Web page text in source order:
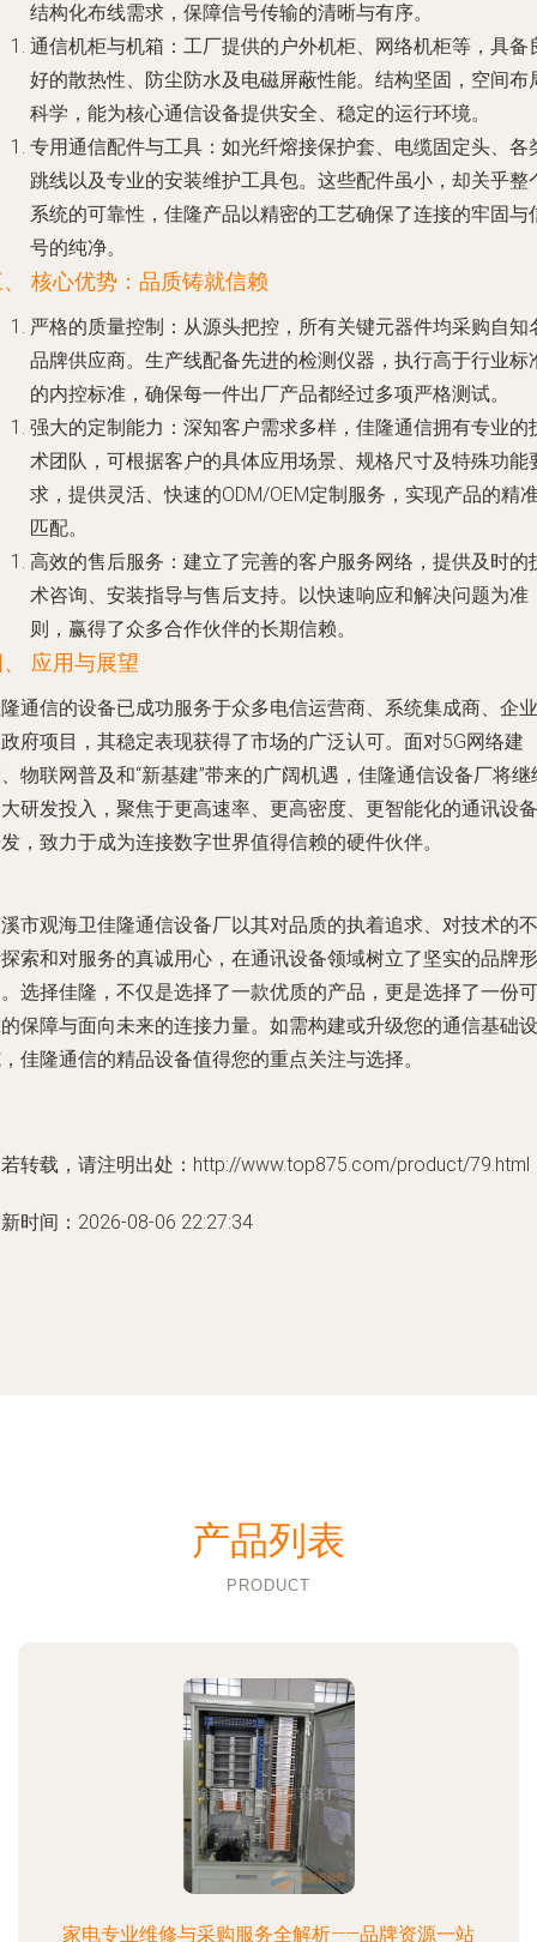
结构化布线需求，保障信号传输的清晰与有序。
通信机柜与机箱 ：工厂提供的户外机柜、网络机柜等，具备
好的散热性、防尘防水及电磁屏蔽性能。结构坚固，空间布
科学，能为核心通信设备提供安全、稳定的运行环境。
专用通信配件与工具 ：如光纤熔接保护套、电缆固定头、各
跳线以及专业的安装维护工具包。这些配件虽小，却关乎整
系统的可靠性，佳隆产品以精密的工艺确保了连接的牢固与
号的纯净。
核心优势：品质铸就信赖
严格的质量控制 ：从源头把控，所有关键元器件均采购自知
品牌供应商。生产线配备先进的检测仪器，执行高于行业标
的内控标准，确保每一件出厂产品都经过多项严格测试。
强大的定制能力 ：深知客户需求多样，佳隆通信拥有专业的
术团队，可根据客户的具体应用场景、规格尺寸及特殊功能
求，提供灵活、快速的ODM/OEM定制服务，实现产品的精
匹配。
高效的售后服务 ：建立了完善的客户服务网络，提供及时的
术咨询、安装指导与售后支持。以快速响应和解决问题为准
则，赢得了众多合作伙伴的长期信赖。
应用与展望
通信的设备已成功服务于众多电信运营商、系统集成商、企业
府项目，其稳定表现获得了市场的广泛认可。面对5G网络建
物联网普及和“新基建”带来的广阔机遇，佳隆通信设备厂将继
研发投入，聚焦于更高速率、更高密度、更智能化的通讯设备
，致力于成为连接数字世界值得信赖的硬件伙伴。
市观海卫佳隆通信设备厂以其对品质的执着追求、对技术的不
索和对服务的真诚用心，在通讯设备领域树立了坚实的品牌形
选择佳隆，不仅是选择了一款优质的产品，更是选择了一份可
保障与面向未来的连接力量。如需构建或升级您的通信基础设
佳隆通信的精品设备值得您的重点关注与选择。
转载，请注明出处：http://www.top875.com/product/79.html
时间：2026-08-06 22:27:34
产品列表
PRODUCT
家电专业维修与采购服务全解析——品牌资源一站